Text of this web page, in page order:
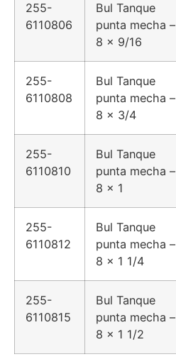
255-
6110806
Bul Tanque
punta mecha –
8 x 9/16
255-
6110808
Bul Tanque
punta mecha –
8 x 3/4
255-
6110810
Bul Tanque
punta mecha –
8 x 1
255-
6110812
Bul Tanque
punta mecha –
8 x 1 1/4
255-
6110815
Bul Tanque
punta mecha –
8 x 1 1/2